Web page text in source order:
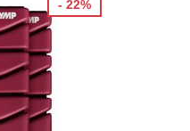
- 22%